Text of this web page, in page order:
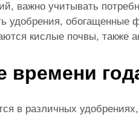
важно учитывать
удобрения,
кислые почвы,
времени
в различных